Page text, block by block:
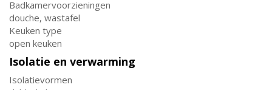
Badkamervoorzieningen
douche, wastafel
Keuken type
open keuken
Isolatie en verwarming
Isolatievormen